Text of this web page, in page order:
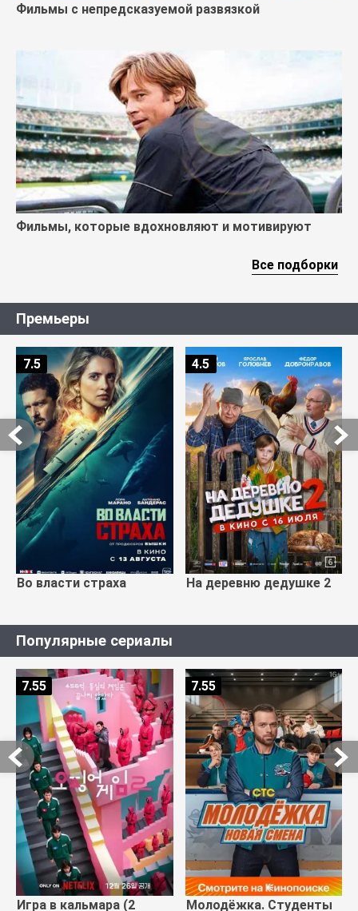
Фильмы с непредсказуемой развязкой
Фильмы, которые вдохновляют и мотивируют
Все подборки
Премьеры
Во власти страха
7.5
На деревню дедушке 2
4.5
Популярные сериалы
Игра в кальмара (2
7.55
Молодёжка. Студенты
7.55